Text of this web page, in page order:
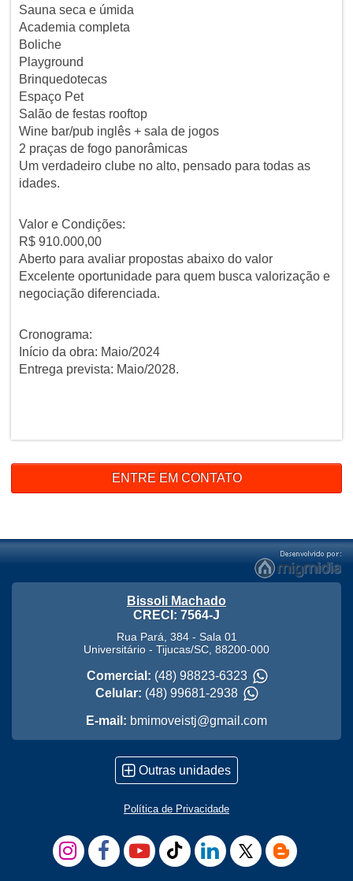
Sauna seca e úmida
Academia completa
Boliche
Playground
Brinquedotecas
Espaço Pet
Salão de festas rooftop
Wine bar/pub inglês + sala de jogos
2 praças de fogo panorâmicas
Um verdadeiro clube no alto, pensado para todas as
idades.
Valor e Condições:
R$ 910.000,00
Aberto para avaliar propostas abaixo do valor
Excelente oportunidade para quem busca valorização e
negociação diferenciada.
Cronograma:
Início da obra: Maio/2024
Entrega prevista: Maio/2028.
ENTRE EM CONTATO
Bissoli Machado
CRECI: 7564-J
Rua Pará, 384 - Sala 01
Universitário - Tijucas/SC 88200-000
Comercial: (48) 98823-6323
Celular: (48) 99681-2938
E-mail: bmimoveistj@gmail.com
Outras unidades
Política de Privacidade